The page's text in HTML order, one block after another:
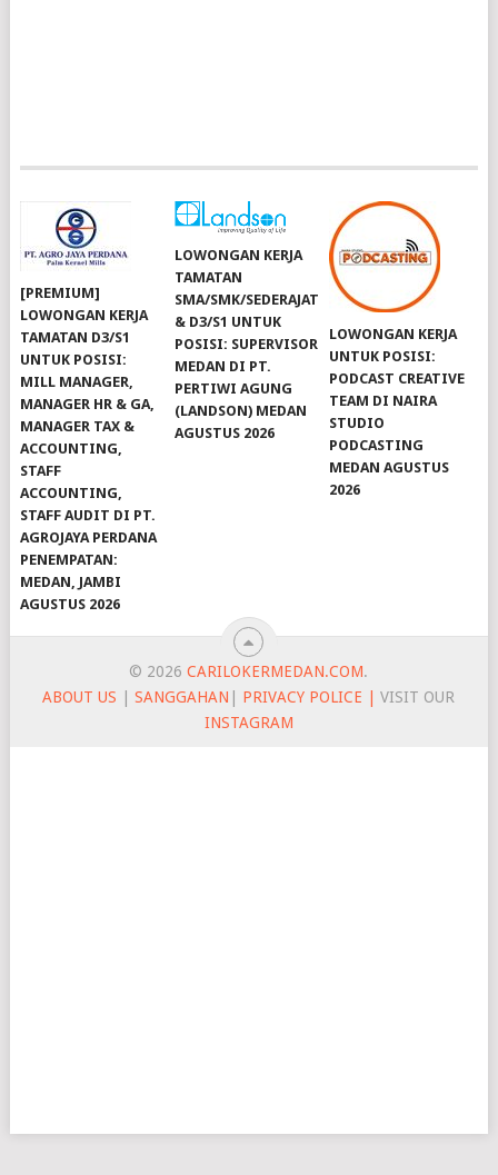
[PREMIUM]
LOWONGAN KERJA
TAMATAN D3/S1
UNTUK POSISI:
MILL MANAGER,
MANAGER HR & GA,
MANAGER TAX &
ACCOUNTING,
STAFF
ACCOUNTING,
STAFF AUDIT DI PT.
AGROJAYA PERDANA
PENEMPATAN:
MEDAN, JAMBI
AGUSTUS 2026
LOWONGAN KERJA
TAMATAN
SMA/SMK/SEDERAJAT
& D3/S1 UNTUK
POSISI: SUPERVISOR
MEDAN DI PT.
PERTIWI AGUNG
(LANDSON) MEDAN
AGUSTUS 2026
LOWONGAN KERJA
UNTUK POSISI:
PODCAST CREATIVE
TEAM DI NAIRA
STUDIO
PODCASTING
MEDAN AGUSTUS
2026
© 2026CARILOKERMEDAN.COM.
ABOUT US |SANGGAHAN PRIVACY POLICE |
VISIT OUR
INSTAGRAM